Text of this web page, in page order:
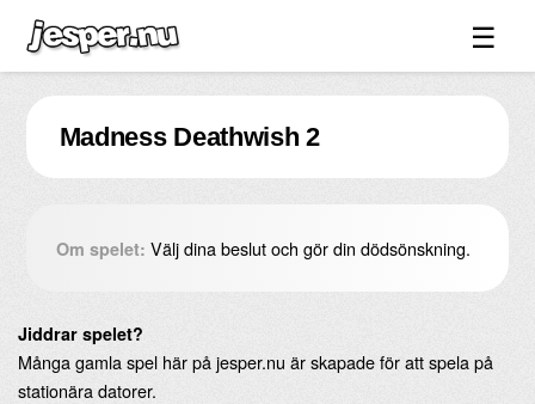
☰
Spel ↓
Bilder ↓
Forum ↓
Om sidan ↓
Madness Deathwish 2
Om spelet: Välj dina beslut och gör din dödsönskning.
Jiddrar spelet?
Många gamla spel här på jesper.nu är skapade för att spela på
stationära datorer.